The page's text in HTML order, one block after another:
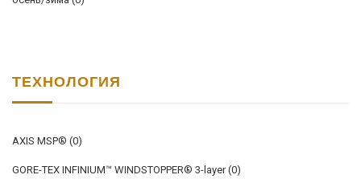
ТЕХНОЛОГИЯ
AXIS MSP® (0)
GORE-TEX INFINIUM™ WINDSTOPPER® 3-layer(0)